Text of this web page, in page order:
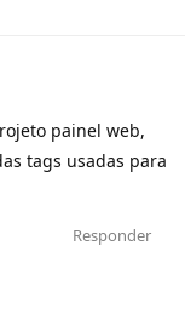
painel web,
tags usadas para
Responder